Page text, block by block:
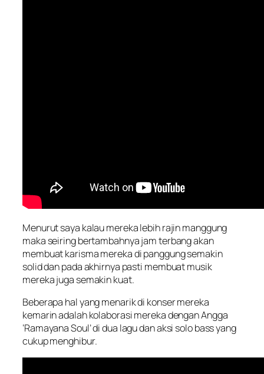
Menurut saya kalau mereka lebih rajin manggung
maka seiring bertambahnya jam terbang akan
membuat karisma mereka di panggung semakin
solid dan pada akhirnya pasti membuat musik
mereka juga semakin kuat.
Beberapa hal yang menarik di konser mereka
kemarin adalah kolaborasi mereka dengan Angga
‘Ramayana Soul’ di dua lagu dan aksi solo bass yang
cukup menghibur.